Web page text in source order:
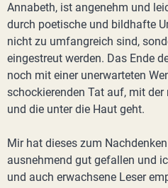
Annabeth, ist angenehm und
durch poetische und bildhafte
nicht zu umfangreich sind,
eingestreut werden. Das Ende
noch mit einer unerwarteten
schockierenden Tat auf, mit
und die unter die Haut geht.
Mir hat dieses zum
ausnehmend gut gefallen und
und auch erwachsene Leser